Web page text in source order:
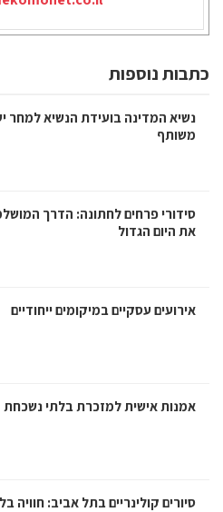
כתבות נוספות
נשיא המדינה בועידת הנשיא למחר
משותף
סידורי פרחים לחתונה: הדרך
את היום הגדול
אירועים עסקיים במיקומים ייחודיים
אמנות אישית למזכרת בלתי נשכחת
סיורים קולינריים בתל אביב: חוויה